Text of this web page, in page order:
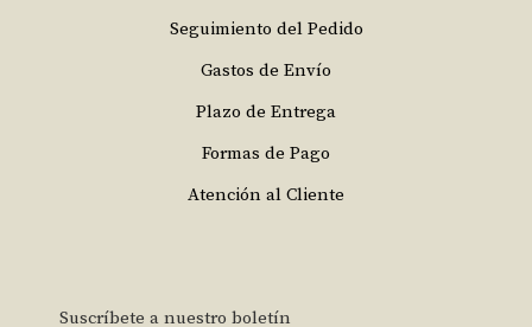
Seguimiento del Pedido
Gastos de Envío
Plazo de Entrega
Formas de Pago
Atención al Cliente
Suscríbete a nuestro boletín